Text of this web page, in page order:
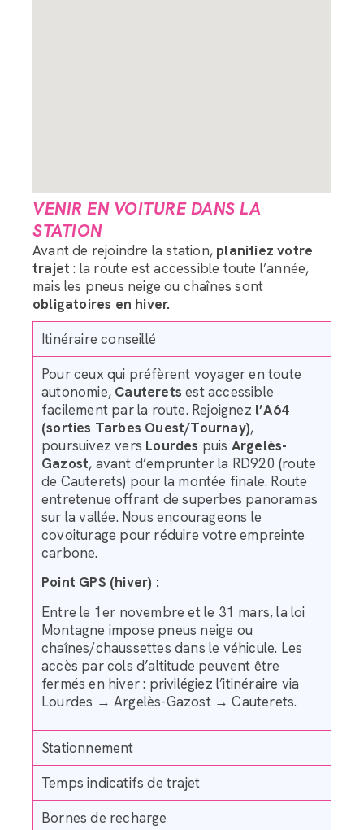
VENIR EN VOITURE DANS LA
STATION
Avant de rejoindre la station, planifiez votre
trajet : la route est accessible toute l’année,
mais les pneus neige ou chaînes sont
obligatoires en hiver.
Itinéraire conseillé
Pour ceux qui préfèrent voyager en toute
autonomie, Cauterets est accessible
facilement par la route. Rejoignez l’A64
(sorties Tarbes Ouest/Tournay),
poursuivez vers Lourdes puis Argelès-
Gazost, avant d’emprunter la RD920 (route
de Cauterets) pour la montée finale. Route
entretenue offrant de superbes panoramas
sur la vallée. Nous encourageons le
covoiturage pour réduire votre empreinte
carbone.
Point GPS (hiver) :
Entre le 1er novembre et le 31 mars, la loi
Montagne impose pneus neige ou
chaînes/chaussettes dans le véhicule. Les
accès par cols d’altitude peuvent être
fermés en hiver : privilégiez l’itinéraire via
Lourdes → Argelès-Gazost → Cauterets.
Stationnement
Temps indicatifs de trajet
Bornes de recharge
Assistant LRC Bagagerie
Bonjour, comment puis-je vous accompagner dans
l’organisation du transport de vos bagages ?